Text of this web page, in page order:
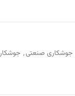
جوشکاری صنعتی,